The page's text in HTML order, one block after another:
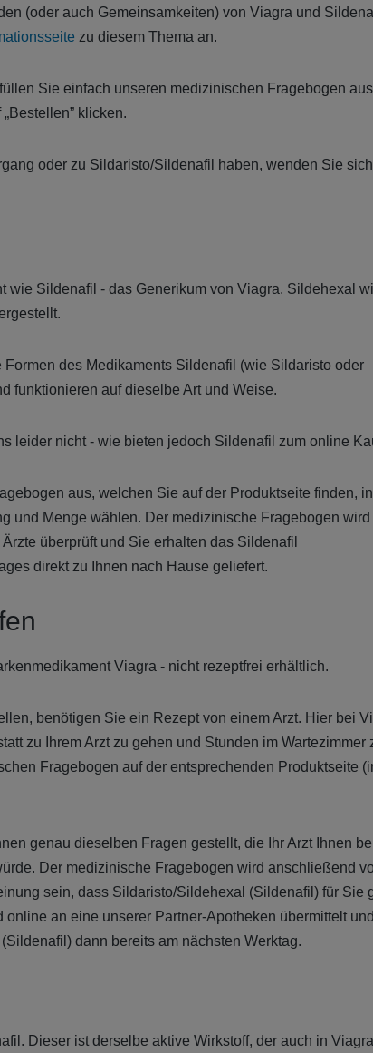
(oder auch Gemeinsamkeiten) von Viagra und
zu diesem Thema an.
Sie einfach unseren medizinischen Fragebogen
klicken.
oder zu Sildaristo/Sildenafil haben, wenden Sie
wie Sildenafil - das Generikum von Viagra. Sildehexal
des Medikaments Sildenafil (wie Sildaristo oder
funktionieren auf dieselbe Art und Weise.
leider nicht - wie bieten jedoch Sildenafil zum online
aus, welchen Sie auf der Produktseite finden,
und Menge wählen. Der medizinische Fragebogen wird
überprüft und Sie erhalten das Sildenafil
direkt zu Ihnen nach Hause geliefert.
Viagra - nicht rezeptfrei erhältlich.
benötigen Sie ein Rezept von einem Arzt. Hier bei
zu Ihrem Arzt zu gehen und Stunden im Wartezimmer
Fragebogen auf der entsprechenden Produktseite
genau dieselben Fragen gestellt, die Ihr Arzt Ihnen
Der medizinische Fragebogen wird anschließend
sein, dass Sildaristo/Sildehexal (Sildenafil) für Sie
an eine unserer Partner-Apotheken übermittelt
dann bereits am nächsten Werktag.
Dieser ist derselbe aktive Wirkstoff, der auch in Viagra